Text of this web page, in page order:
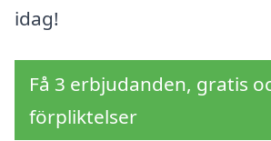
idag!
Få 3 erbjudanden, gratis
förpliktelser